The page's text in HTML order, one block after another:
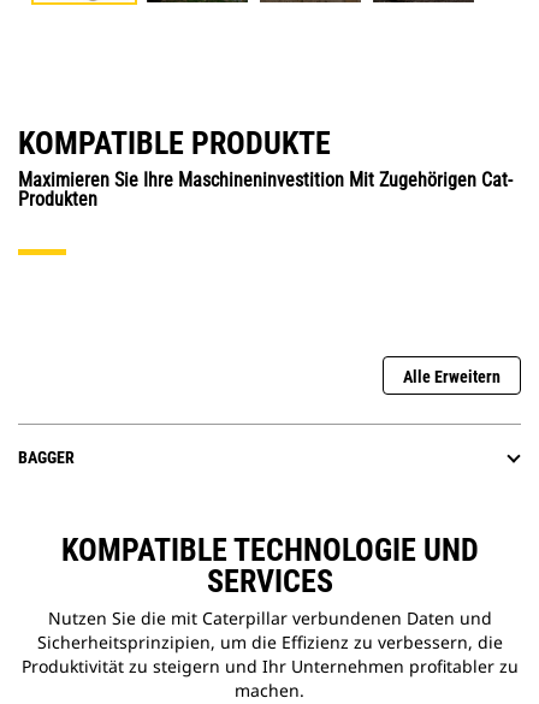
KOMPATIBLE PRODUKTE
Maximieren Sie Ihre Maschineninvestition Mit Zugehörigen Cat-
Produkten
Alle Erweitern
BAGGER
KOMPATIBLE TECHNOLOGIE UND
SERVICES
Nutzen Sie die mit Caterpillar verbundenen Daten und
Sicherheitsprinzipien, um die Effizienz zu verbessern, die
Produktivität zu steigern und Ihr Unternehmen profitabler zu
machen.